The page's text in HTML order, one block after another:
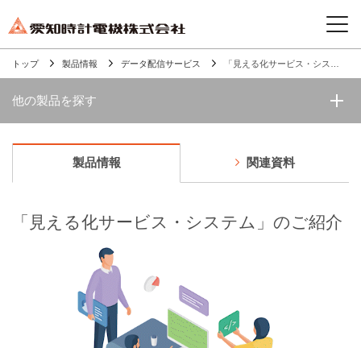
トップ 製品情報 データ配信サービス
他の製品を探す
製品情報 関連資料
「見える化サービス・システム」のご紹介